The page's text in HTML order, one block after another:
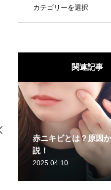
関連記事
赤ニキビとは？原因
説！
2025.04.10